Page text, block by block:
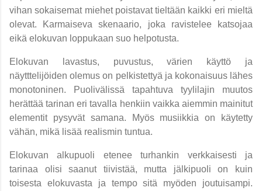
vihan sokaisemat miehet poistavat tieltään kaikki eri mieltä
olevat. Karmaiseva skenaario, joka ravistelee katsojaa
eikä elokuvan loppukaan suo helpotusta.
Elokuvan lavastus, puvustus, värien käyttö ja
näytttelijöiden olemus on pelkistettyä ja kokonaisuus lähes
monotoninen. Puolivälissä tapahtuva tyylilajin muutos
herättää tarinan eri tavalla henkiin vaikka aiemmin mainitut
elementit pysyvät samana. Myös musiikkia on käytetty
vähän, mikä lisää realismin tuntua.
Elokuvan alkupuoli etenee turhankin verkkaisesti ja
tarinaa olisi saanut tiivistää, mutta jälkipuoli on kuin
toisesta elokuvasta ja tempo sitä myöden joutuisampi.